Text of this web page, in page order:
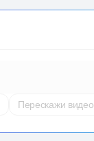
Перескажи видео